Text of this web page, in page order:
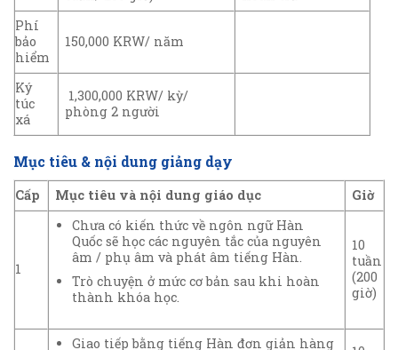
Phí
bảo
hiểm
150,000 KRW/ năm
Ký
túc
xá
1,300,000 KRW/ kỳ/
phòng 2 người
Mục tiêu & nội dung giảng dạy
Cấp Mục tiêu và nội dung giáo dục Giờ
1
Chưa có kiến thức về ngôn ngữ Hàn
Quốc sẽ học các nguyên tắc của nguyên
âm / phụ âm và phát âm tiếng Hàn.
Trò chuyện ở mức cơ bản sau khi hoàn
thành khóa học.
10
tuần
(200
giờ)
Giao tiếp bằng tiếng Hàn đơn giản hàng